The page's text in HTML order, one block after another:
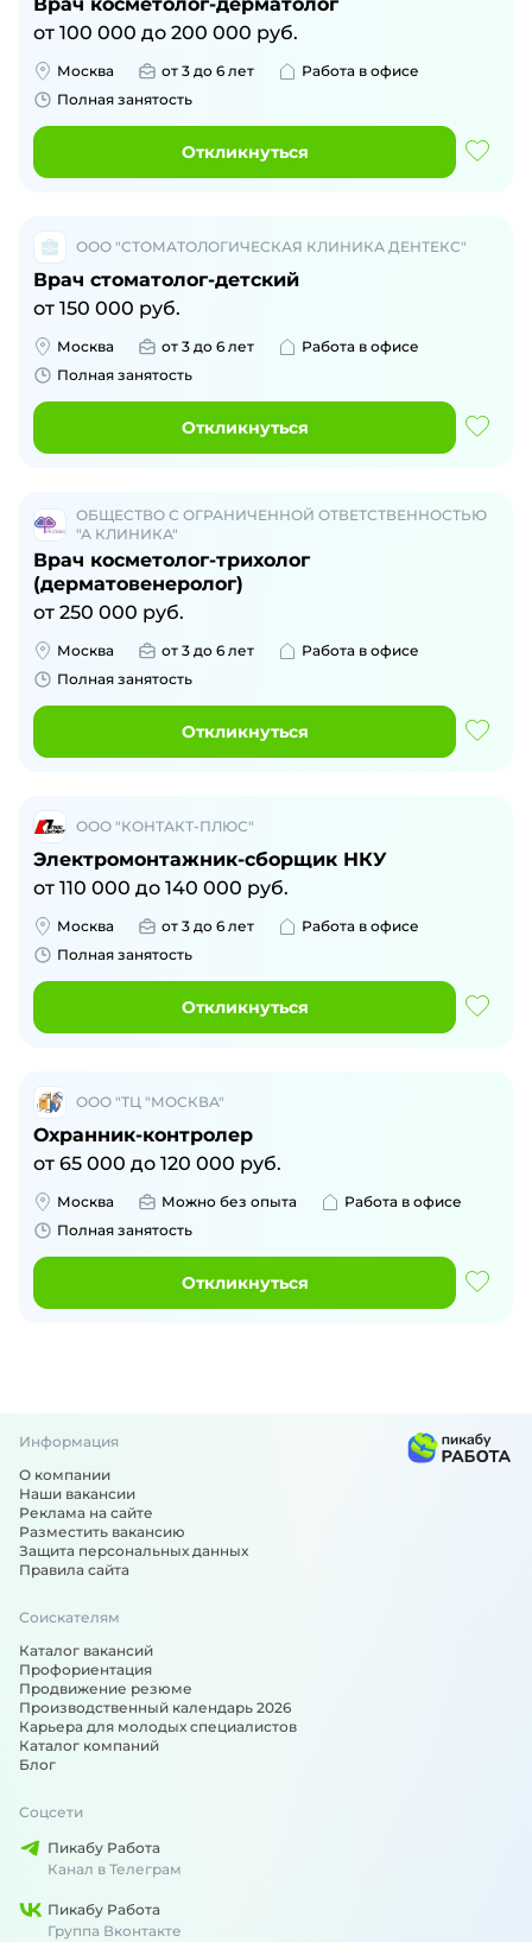
от 100 000 до 200 000 руб.
Москва от 3 до 6 лет
Работа в офисе
Полная занятость
Откликнуться
ООО "СТОМАТОЛОГИЧЕСКАЯ КЛИНИКА ДЕНТЕКС"
Врач стоматолог-детский
от 150 000 руб.
Москва от 3 до 6 лет
Работа в офисе
Полная занятость
Откликнуться
ОБЩЕСТВО С ОГРАНИЧЕННОЙ ОТВЕТСТВЕННОСТЬЮ
"А КЛИНИКА"
Врач косметолог-трихолог
(дерматовенеролог)
от 250 000 руб.
Москва от 3 до 6 лет
Работа в офисе
Полная занятость
Откликнуться
ООО "КОНТАКТ-ПЛЮС"
Электромонтажник-сборщик НКУ
от 110 000 до 140 000 руб.
Москва от 3 до 6 лет
Работа в офисе
Полная занятость
Откликнуться
ООО "ТЦ "МОСКВА"
Охранник-контролер
от 65 000 до 120 000 руб.
Москва Можно без опыта
Работа в офисе
Полная занятость
Откликнуться
Информация
О компании
Наши вакансии
Реклама на сайте
Разместить вакансию
Защита персональных данных
Правила сайта
Соискателям
Каталог вакансий
Профориентация
Продвижение резюме
Производственный календарь 2026
Карьера для молодых специалистов
Каталог компаний
Блог
Соцсети
Пикабу Работа
Канал в Телеграм
Пикабу Работа
Группа Вконтакте